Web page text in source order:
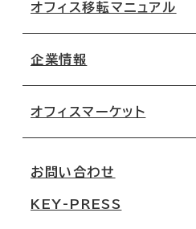
地図から探す
路線・駅から探す
オフィス移転マニュアル
移転コストシミュレーション
移転スケジュール
オフィス移転Q&A
企業情報
オフィスマーケット
大阪
お問い合わせ
KEY-PRESS